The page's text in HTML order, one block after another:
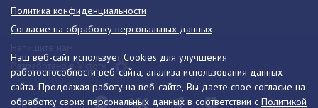
Наш веб-сайт использует Cookies для улучшения
работоспособности веб-сайта, анализа использования данных
сайта. Продолжая работу на веб-сайте, Вы даете свое согласие на
обработку своих персональных данных в соответствии с Политикой
Политика конфиденциальности
Согласие на обработку персональных данных
Разработано в Victory